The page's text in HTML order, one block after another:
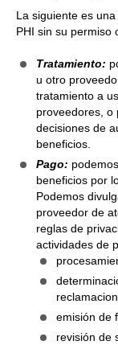
La siguiente es
PHI sin su permiso
Tratamiento:
u otro
tratamiento a
proveedores, o
decisiones de
beneficios.
Pago:
beneficios por
Podemos
proveedor de
reglas de
actividades de
emisión de
revisión de